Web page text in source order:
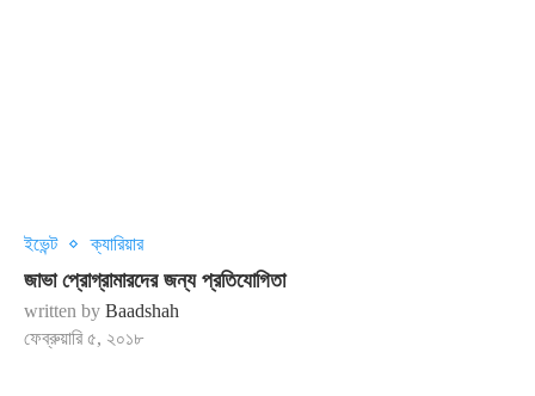
ইভেন্ট ক্যারিয়ার
জাভা প্রোগ্রামারদের জন্য প্রতিযোগিতা
written by Baadshah
ফেব্রুয়ারি ৫, ২০১৮